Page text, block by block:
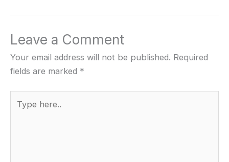
Leave a Comment
Your email address will not be published. Required
fields are marked *
here..